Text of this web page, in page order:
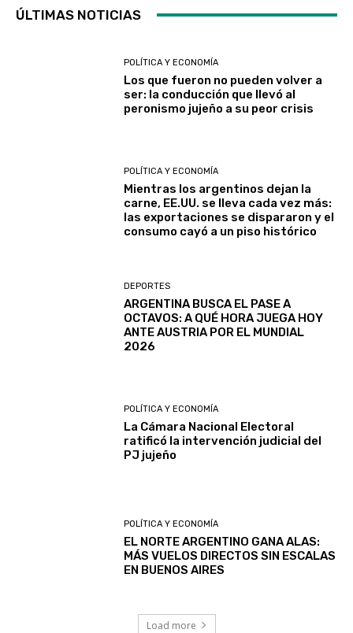
ÚLTIMAS NOTICIAS
POLÍTICA Y ECONOMÍA
Los que fueron no pueden volver a
ser: la conducción que llevó al
peronismo jujeño a su peor crisis
POLÍTICA Y ECONOMÍA
Mientras los argentinos dejan la
carne, EE.UU. se lleva cada vez más:
las exportaciones se dispararon y el
consumo cayó a un piso histórico
DEPORTES
ARGENTINA BUSCA EL PASE A
OCTAVOS: A QUÉ HORA JUEGA HOY
ANTE AUSTRIA POR EL MUNDIAL
2026
POLÍTICA Y ECONOMÍA
La Cámara Nacional Electoral
ratificó la intervención judicial del
PJ jujeño
POLÍTICA Y ECONOMÍA
EL NORTE ARGENTINO GANA ALAS:
MÁS VUELOS DIRECTOS SIN ESCALAS
EN BUENOS AIRES
Load more